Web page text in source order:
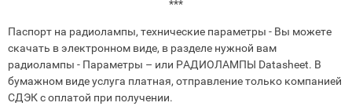
***
Паспорт на радиолампы, технические параметры - Вы можете
скачать в электронном виде, в разделе нужной вам
радиолампы - Параметры – или РАДИОЛАМПЫ Datasheet. В
бумажном виде услуга платная, отправление только компанией
СДЭК с оплатой при получении.